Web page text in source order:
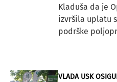
Kladuša da je
izvršila uplatu
podrške
VLADA USK